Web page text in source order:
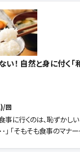
１人 丁寧にお伝えしてい
の筋力の付け方を、運
ます。 この「宿題＝コミ
ます。 日常化する為に、お
土台が「3つ」あります。
持つ前に1.2.3とチェック
持てるポイントを把握して
感があるからです。 私が自信をも
の財産を楽しく身に
ど勤めている
ます。 土日は、主にお子さん
がよくて、何が悪いのか？
とです。 マナーとは、ちゃんとし
苦しいイメージがありますが
な事をしていたりと 知らず知ら
の使い方 ● 食
イント3つ！ 基本を身に付けてい
い！ 自然と身に付く
回
行くのは、恥ずかしい･･･」 「食
はじ